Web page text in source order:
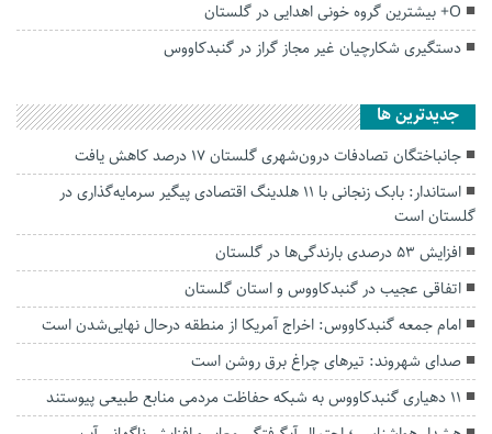
O+ بیشترین گروه خونی اهدایی در گلستان
دستگیری شکارچیان غیر مجاز گراز در گنبدکاووس
جديدترين ها
جانباختگان تصادفات درون‌شهری گلستان ۱۷ درصد کاهش یافت
استاندار: بابک زنجانی با ۱۱ هلدینگ اقتصادی پیگیر سرمایه‌گذاری در
گلستان است
افزایش ۵۳ درصدی بارندگی‌ها در گلستان
اتفاقی عجیب در‌ گنبدکاووس و استان گلستان
امام جمعه گنبدکاووس: اخراج آمریکا از منطقه درحال نهایی‌شدن است
صدای شهروند: تیرهای چراغ برق روشن است
۱۱ دهیاری گنبدکاووس به شبکه حفاظت مردمی منابع طبیعی پیوستند